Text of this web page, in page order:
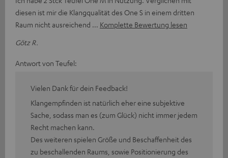
diesen ist mir die Klangqualität des One S in einem dritten
Raum nicht ausreichend
Komplette Bewertung lesen
Götz R.
Antwort von Teufel:
Vielen Dank für dein Feedback!
Klangempfinden ist natürlich eher eine subjektive
Sache, sodass man es (zum Glück) nicht immer jedem
Recht machen kann.
Des weiteren spielen Größe und Beschaffenheit des
zu beschallenden Raums, sowie Positionierung des